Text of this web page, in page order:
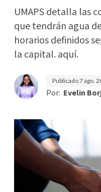
UMAPS detalla las
que tendrán agua
horarios definidos
la capital. aquí.
Publicado7 ago.
Por: Evelin